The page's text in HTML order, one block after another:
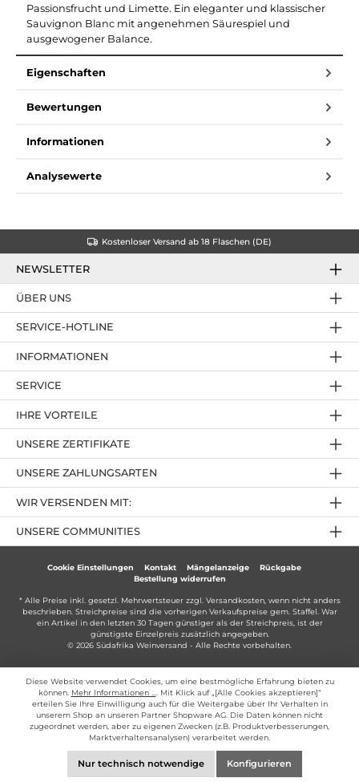
Passionsfrucht und Limette. Ein eleganter und klassischer
Sauvignon Blanc mit angenehmen Säurespiel und
ausgewogener Balance.
Eigenschaften
Bewertungen
Informationen
Analysewerte
Kostenloser Versand ab 18 Flaschen (DE)
NEWSLETTER
SERVICE-HOTLINE
IHRE VORTEILE
UNSERE ZAHLUNGSARTEN
ÜBER UNS
UNSERE ZERTIFIKATE
INFORMATIONEN
SERVICE
UNSERE COMMUNITIES
WIR VERSENDEN MIT:
Cookie Einstellungen Kontakt Mängelanzeige
Rückgabe
Bestellung widerrufen
* Alle Preise inkl. gesetzl. Mehrwertsteuer zzgl. Versandkosten, wenn nicht anders
beschrieben. Streichpreise sind die vorherigen Verkaufspreise gem. Staffel. War
ein Artikel in den letzten 30 Tagen günstiger als der Streichpreis, ist der
günstigste Einzelpreis zusätzlich angegeben.
© 2026 Südafrika Weinversand - Alle Rechte vorbehalten.
Diese Website verwendet Cookies, um eine bestmögliche Erfahrung bieten zu
können. Mehr Informationen ...
. Mit Klick auf „[Alle Cookies akzeptieren]“
erteilen Sie Ihre Einwilligung auch für die Weitergabe über Ihr Verhalten in
unserem Shop an unseren Partner Shopware AG. Die Daten können nicht
zugeordnet werden, aber zu eigenen Zwecken (z.B. Produktverbesserungen,
Marktverhaltensanalysen) verarbeitet werden.
Nur technisch notwendige Konfigurieren